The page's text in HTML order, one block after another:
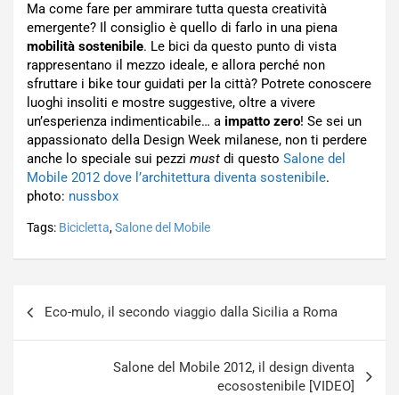
Ma come fare per ammirare tutta questa creatività
emergente? Il consiglio è quello di farlo in una piena
mobilità sostenibile. Le bici da questo punto di vista
rappresentano il mezzo ideale, e allora perché non
sfruttare i bike tour guidati per la città? Potrete conoscere
luoghi insoliti e mostre suggestive, oltre a vivere
un’esperienza indimenticabile… a impatto zero! Se sei un
appassionato della Design Week milanese, non ti perdere
anche lo speciale sui pezzi must di questo Salone del
Mobile 2012 dove l’architettura diventa sostenibile.
photo: nussbox
Tags: Bicicletta,Salone del Mobile
Eco-mulo, il secondo viaggio dalla Sicilia a Roma
Salone del Mobile 2012, il design diventa
ecosostenibile [VIDEO]